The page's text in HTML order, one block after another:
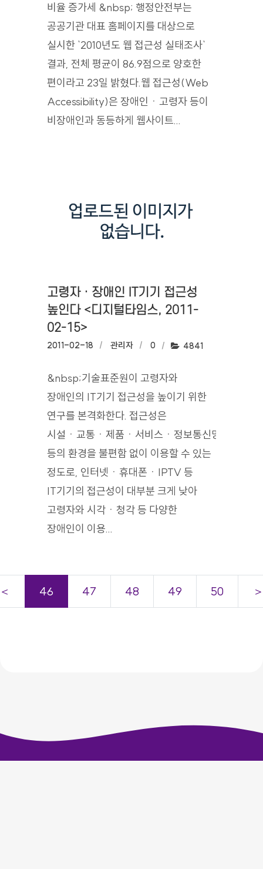
비율 증가세 &nbsp; 행정안전부는
공공기관 대표 홈페이지를 대상으로
실시한 `2010년도 웹 접근성 실태조사`
결과, 전체 평균이 86.9점으로 양호한
편이라고 23일 밝혔다.웹 접근성(Web
Accessibility)은 장애인ㆍ고령자 등이
비장애인과 동등하게 웹사이트...
고령자ㆍ장애인 IT기기 접근성
높인다 <디지털타임스, 2011-
02-15>
작성일:
2011-02-18 작성자:
관리자 댓글수:
0 조회수:
4841
&nbsp;기술표준원이 고령자와
장애인의 IT기기 접근성을 높이기 위한
연구를 본격화한다. 접근성은
시설ㆍ교통ㆍ제품ㆍ서비스ㆍ정보통신망
등의 환경을 불편함 없이 이용할 수 있는
정도로, 인터넷ㆍ휴대폰ㆍIPTV 등
IT기기의 접근성이 대부분 크게 낮아
고령자와 시각ㆍ청각 등 다양한
장애인이 이용...
46 47 48 49 50